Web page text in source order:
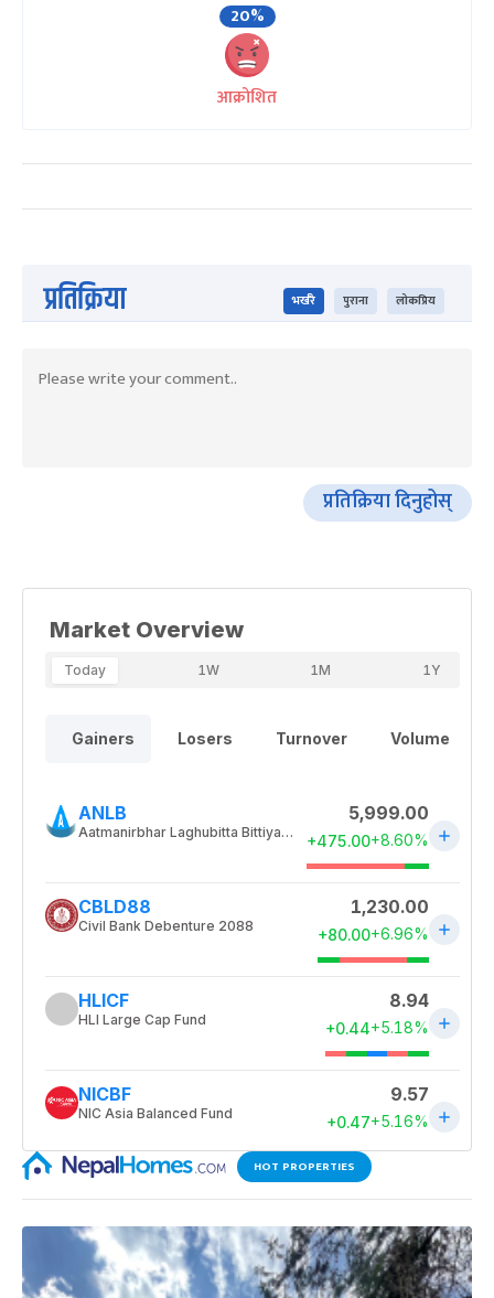
20%
आक्रोशित
प्रतिक्रिया भर्खरै पुराना लोकप्रिय
प्रतिक्रिया दिनुहोस्
HOT PROPERTIES